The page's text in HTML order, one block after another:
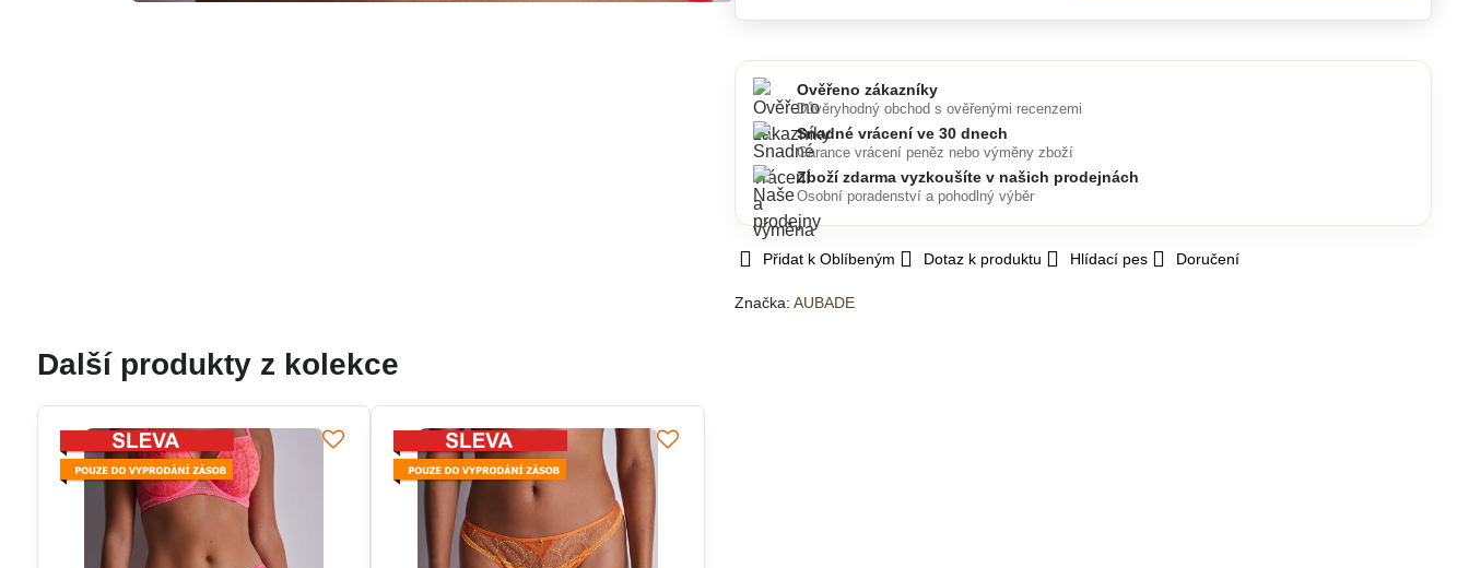
Přidat k Oblíbeným Dotaz k produktu Hlídací pes Doručení
Značka: AUBADE
Ověřeno zákazníky
Důvěryhodný obchod s ověřenými recenzemi
Snadné vrácení ve 30 dnech
Garance vrácení peněz nebo výměny zboží
Zboží zdarma vyzkoušíte v našich prodejnách
Osobní poradenství a pohodlný výběr
Další produkty z kolekce